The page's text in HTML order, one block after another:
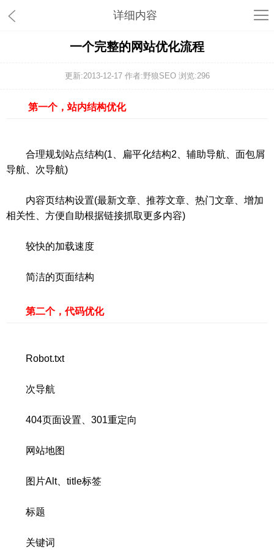
详细内容
一个完整的网站优化流程
更新:2013-12-17 作者:野狼SEO 浏览:296
第一个，站内结构优化
合理规划站点结构(1、扁平化结构2、辅助导航、面包屑
导航、次导航)
内容页结构设置(最新文章、推荐文章、热门文章、增加
相关性、方便自助根据链接抓取更多内容)
较快的加载速度
简洁的页面结构
第二个，代码优化
Robot.txt
次导航
404页面设置、301重定向
网站地图
图片Alt、title标签
标题
关键词